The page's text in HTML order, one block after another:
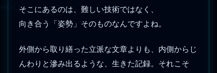
そこにあるのは、難しい技術ではなく、
向き合う「姿勢」そのものなんですよね。
外側から取り繕った立派な文章よりも、内側からじ
んわりと滲み出るような、生きた記録。それこそ